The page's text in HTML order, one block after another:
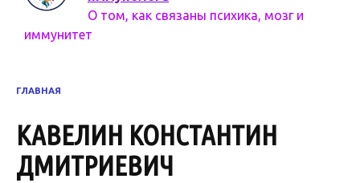
О том, как связаны психика, мозг и
иммунитет
ГЛАВНАЯ
КАВЕЛИН КОНСТАНТИН
ДМИТРИЕВИЧ